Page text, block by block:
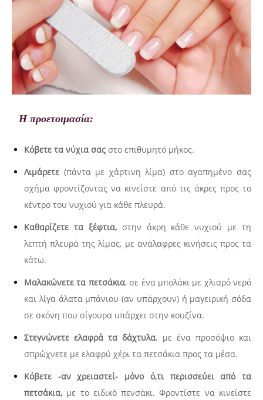
Η προετοιμασία:
Κόβετε τα νύχια σας στο επιθυμητό μήκος.
Λιμάρετε (πάντα με χάρτινη λίμα) στο αγαπημένο σας
σχήμα φροντίζοντας να κινείστε από τις άκρες προς το
κέντρο του νυχιού για κάθε πλευρά.
Καθαρίζετε τα ξέφτια, στην άκρη κάθε νυχιού με τη
λεπτή πλευρά της λίμας, με ανάλαφρες κινήσεις προς τα
κάτω.
Μαλακώνετε τα πετσάκια, σε ένα μπολάκι με χλιαρό νερό
και λίγα άλατα μπάνιου (αν υπάρχουν) ή μαγειρική σόδα
σε σκόνη που σίγουρα υπάρχει στην κουζίνα.
Στεγνώνετε ελαφρά τα δάχτυλα, με ένα προσόψιο και
σπρώχνετε με ελαφρύ χέρι τα πετσάκια προς τα μέσα.
Κόβετε -αν χρειαστεί- μόνο ό,τι περισσεύει από τα
πετσάκια, με το ειδικό πενσάκι. Φροντίστε να κινείστε